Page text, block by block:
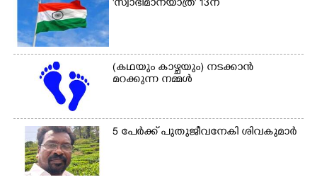
'സ്വാഭിമാനയാത്ര' 13ന്
(കഥയും കാഴ്ചയും) നടക്കാൻ
മറക്കുന്ന നമ്മൾ
5 പേർക്ക് പുതുജീവനേകി ശിവകുമാർ
Copy Link